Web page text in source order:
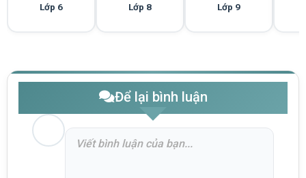
Lớp 6 Lớp 8 Lớp 9
Để lại bình luận